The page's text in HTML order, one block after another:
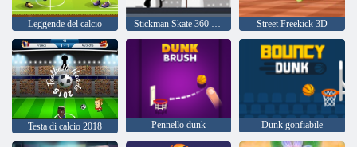
Leggende del calcio Street Freekick 3D
Testa di calcio 2018 Pennello dunk Dunk gonfiabile